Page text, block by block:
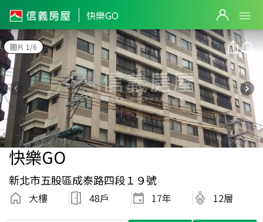
快樂GO
圖片 1/6
快樂GO
新北市五股區成泰路四段１９號
大樓 48戶 17年 12層